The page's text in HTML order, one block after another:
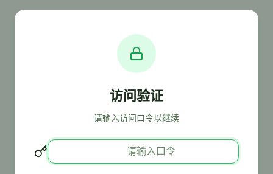
访问验证
请输入访问口令以继续